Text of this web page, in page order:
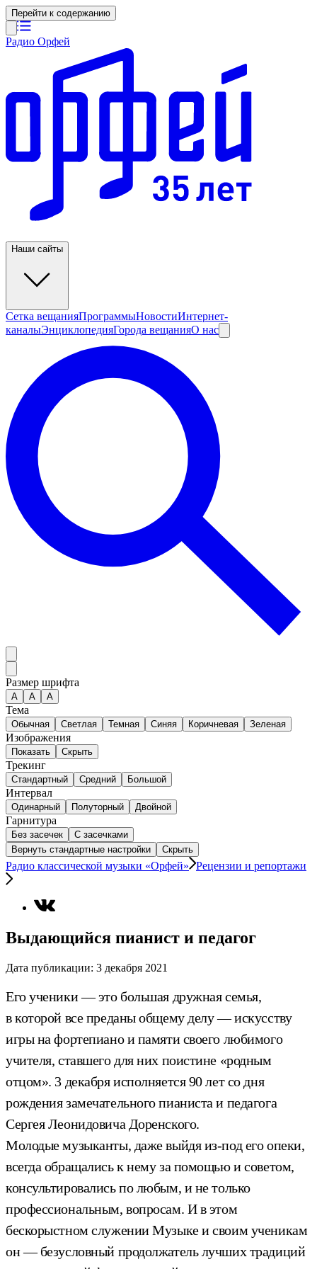
Перейти к содержанию
Радио Орфей
Наши сайты
Сетка вещанияПрограммыНовостиИнтернет-
каналыЭнциклопедияГорода вещанияО нас
Размер шрифта
А A A
Тема
Обычная Светлая Темная Синяя Коричневая Зеленая
Изображения
Показать Скрыть
Трекинг
Стандартный Средний Большой
Интервал
Одинарный Полуторный Двойной
Гарнитура
Без засечек
С засечками
Вернуть стандартные настройки
Скрыть
Радио классической музыки «Орфей» Рецензии и репортажи
Выдающийся пианист и педагог
Дата публикации: 3 декабря 2021
Его ученики — это большая дружная семья,
в которой все преданы общему делу — искусству
игры на фортепиано и памяти своего любимого
учителя, ставшего для них поистине «родным
отцом». 3 декабря исполняется 90 лет со дня
рождения замечательного пианиста и педагога
Сергея Леонидовича Доренского.
Молодые музыканты, даже выйдя из-под его опеки,
всегда обращались к нему за помощью и советом,
консультировались по любым, и не только
профессиональным, вопросам. И в этом
бескорыстном служении Музыке и своим ученикам
он — безусловный продолжатель лучших традиций